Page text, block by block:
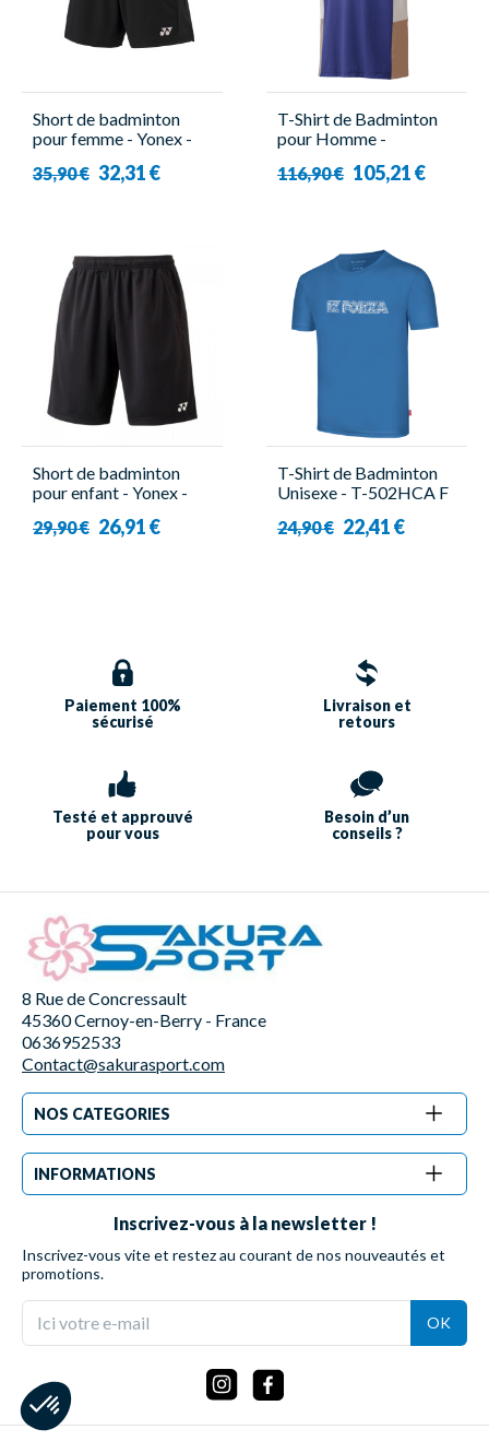
Short de badminton
pour femme - Yonex -
35,90 € 32,31 €
T-Shirt de Badminton
pour Homme -
116,90 € 105,21 €
Short de badminton
pour enfant - Yonex -
29,90 € 26,91 €
T-Shirt de Badminton
Unisexe - T-502HCA F
24,90 € 22,41 €
Paiement 100%
sécurisé
Livraison et
retours
Testé et approuvé
pour vous
Besoin d’un
conseils ?
8 Rue de Concressault
45360 Cernoy-en-Berry - France
0636952533
Contact@sakurasport.com
NOS CATEGORIES
INFORMATIONS
Inscrivez-vous à la newsletter !
Inscrivez-vous vite et restez au courant de nos nouveautés et
promotions.